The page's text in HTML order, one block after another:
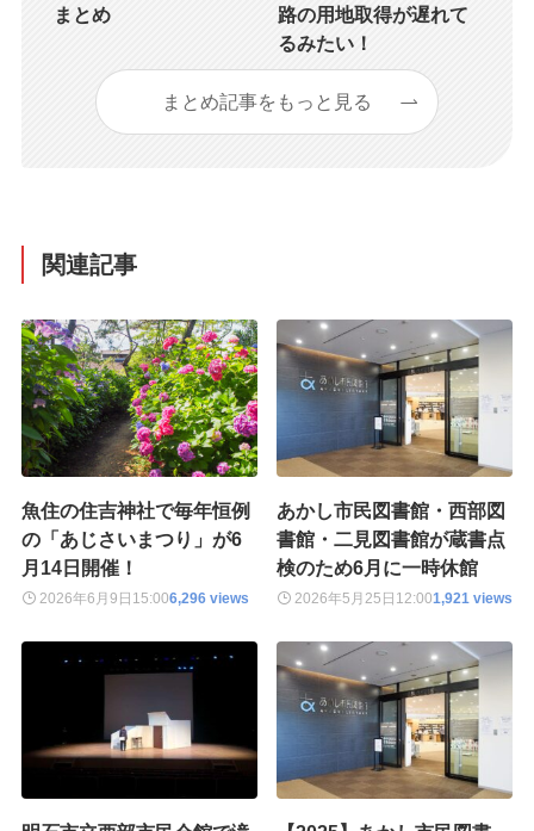
まとめ
路の用地取得が遅れて
るみたい！
まとめ記事をもっと見る
関連記事
魚住の住吉神社で毎年恒例
の「あじさいまつり」が6
月14日開催！
2026年6月9日 15:006,296 views
あかし市民図書館・西部図
書館・二見図書館が蔵書点
検のため6月に一時休館
2026年5月25日 12:001,921 views